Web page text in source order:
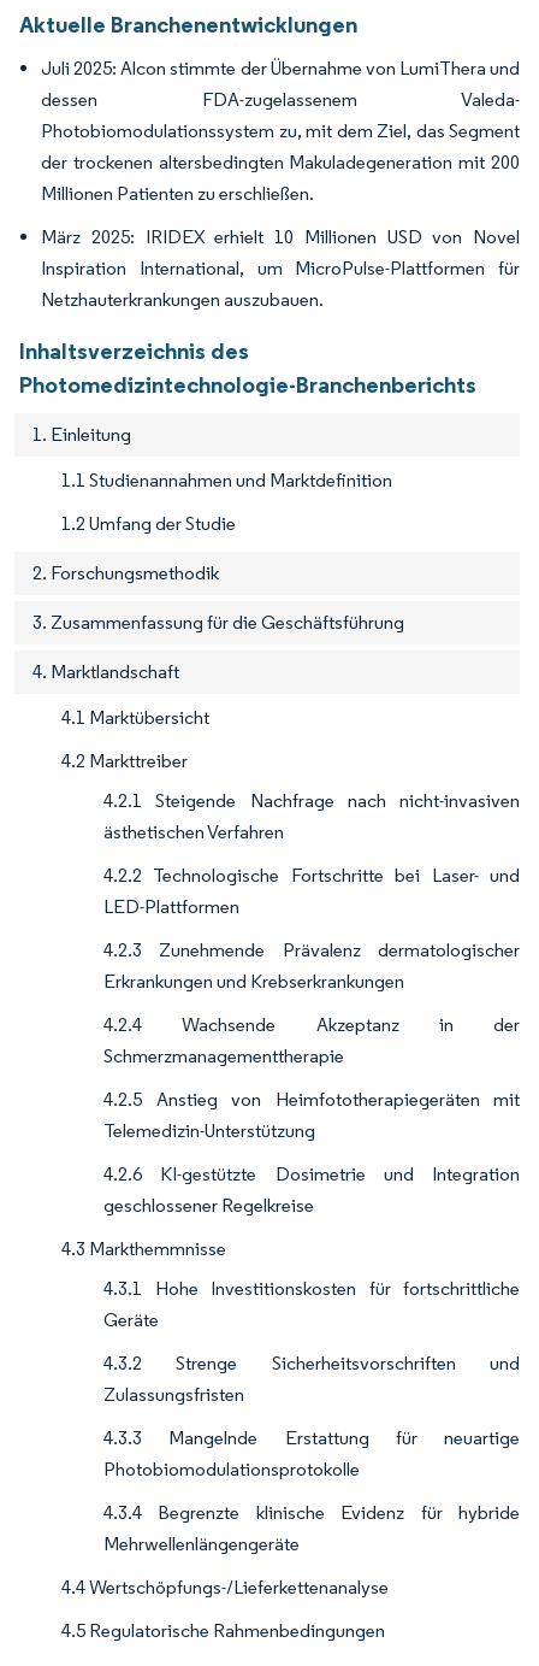
Aktuelle Branchenentwicklungen
Juli 2025: Alcon stimmte der Übernahme von LumiThera und
dessen FDA-zugelassenem Valeda-
Photobiomodulationssystem zu, mit dem Ziel, das Segment
der trockenen altersbedingten Makuladegeneration mit 200
Millionen Patienten zu erschließen.
März 2025: IRIDEX erhielt 10 Millionen USD von Novel
Inspiration International, um MicroPulse-Plattformen für
Netzhauterkrankungen auszubauen.
Inhaltsverzeichnis des
Photomedizintechnologie-Branchenberichts
1. Einleitung
1.1 Studienannahmen und Marktdefinition
1.2 Umfang der Studie
2. Forschungsmethodik
3. Zusammenfassung für die Geschäftsführung
4. Marktlandschaft
4.1 Marktübersicht
4.2 Markttreiber
4.2.1 Steigende Nachfrage nach nicht-invasiven
ästhetischen Verfahren
4.2.2 Technologische Fortschritte bei Laser- und
LED-Plattformen
4.2.3 Zunehmende Prävalenz dermatologischer
Erkrankungen und Krebserkrankungen
4.2.4 Wachsende Akzeptanz in der
Schmerzmanagementtherapie
4.2.5 Anstieg von Heimfototherapiegeräten mit
Telemedizin-Unterstützung
4.2.6 KI-gestützte Dosimetrie und Integration
geschlossener Regelkreise
4.3 Markthemmnisse
4.3.1 Hohe Investitionskosten für fortschrittliche
Geräte
4.3.2 Strenge Sicherheitsvorschriften und
Zulassungsfristen
4.3.3 Mangelnde Erstattung für neuartige
Photobiomodulationsprotokolle
4.3.4 Begrenzte klinische Evidenz für hybride
Mehrwellenlängengeräte
4.4 Wertschöpfungs-/Lieferkettenanalyse
4.5 Regulatorische Rahmenbedingungen